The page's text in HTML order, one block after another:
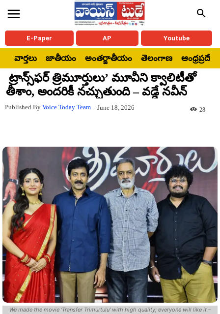
E-Paper AP Youtube
వార్తలు జాతీయం అంతర్జాతీయం తెలంగాణ ఆంధ్రప్రదేశ్
ట్రాన్స్‌ఫర్ త్రిమూర్తులు’ మూవీని క్వాలిటీతో
తీశాం, అందరికీ నచ్చుతుంది – వడ్డే నవీన్
Published By Voice Today Team June 18, 2026 28
We made the movie ‘Transfer Trimurtulu’ with high quality; everyone will like it –